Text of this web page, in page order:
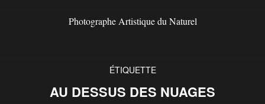
Photographe Artistique du Naturel
ÉTIQUETTE
AU DESSUS DES NUAGES